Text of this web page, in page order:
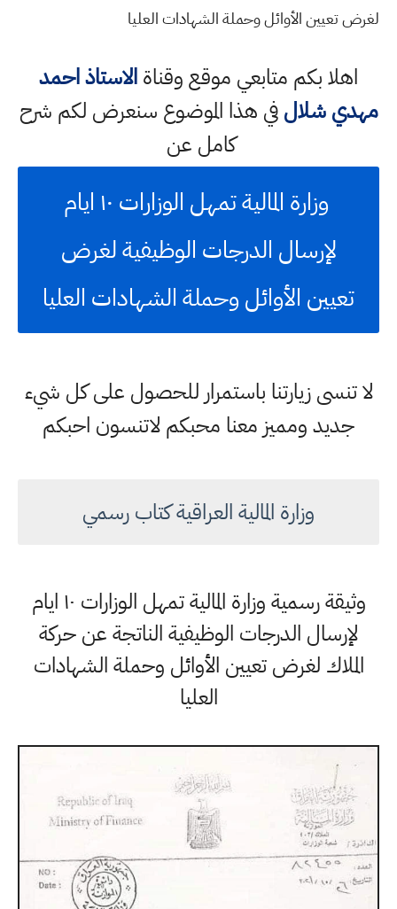
لغرض تعيين الأوائل وحملة الشهادات العليا
اهلا بكم متابعي موقع وقناةالاستاذ احمد
مهدي شلالفي هذا الموضوع سنعرض لكم شرح
كامل عن
وزارة المالية تمهل الوزارات ١٠ ايام
لإرسال الدرجات الوظيفية لغرض
تعيين الأوائل وحملة الشهادات العليا
لا تنسى زيارتنا باستمرار للحصول على كل شيء
جديد ومميز معنا محبكم لاتنسون احبكم
وزارة المالية العراقية كتاب رسمي
وثيقة رسمية وزارة المالية تمهل الوزارات ١٠ ايام
لإرسال الدرجات الوظيفية الناتجة عن حركة
الملاك لغرض تعيين الأوائل وحملة الشهادات
العليا